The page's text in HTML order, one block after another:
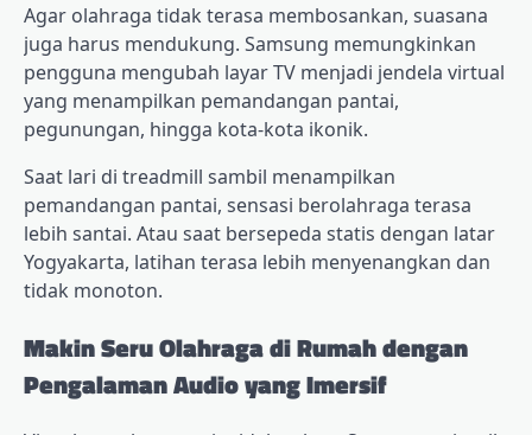
Agar olahraga tidak terasa membosankan, suasana
juga harus mendukung. Samsung memungkinkan
pengguna mengubah layar TV menjadi jendela virtual
yang menampilkan pemandangan pantai,
pegunungan, hingga kota-kota ikonik.
Saat lari di treadmill sambil menampilkan
pemandangan pantai, sensasi berolahraga terasa
lebih santai. Atau saat bersepeda statis dengan latar
Yogyakarta, latihan terasa lebih menyenangkan dan
tidak monoton.
Makin Seru Olahraga di Rumah dengan
Pengalaman Audio yang Imersif